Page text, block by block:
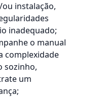
instalação,
inadequado;
o manual
complexidade
sozinho,
um